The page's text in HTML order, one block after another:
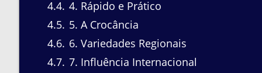
4.4 4. Rápido e Prático
4.5 5. A Crocância
4.6 6. Variedades Regionais
4.7 7. Influência Internacional